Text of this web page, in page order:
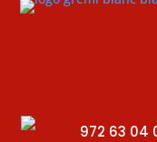
972 63 04